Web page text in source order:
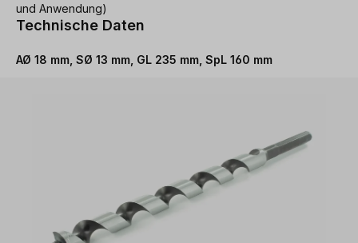
und Anwendung)
Technische Daten
AØ 18 mm, SØ 13 mm, GL 235 mm, SpL 160 mm